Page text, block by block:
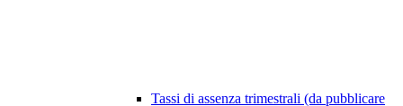
Tassi di assenza trimestrali (da pubblicare